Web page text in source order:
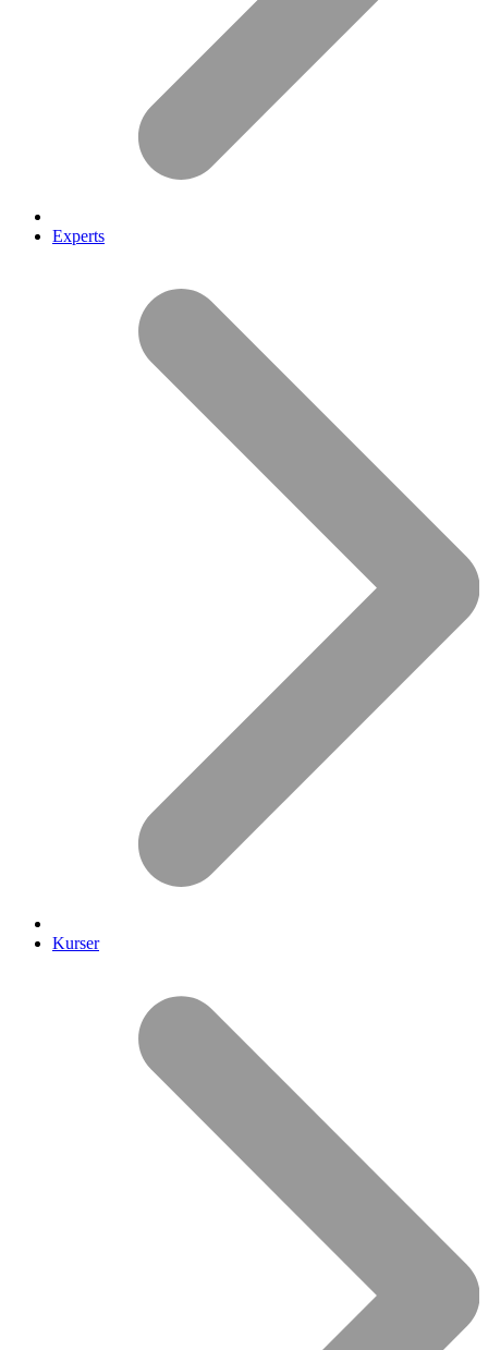
Experts
Kurser